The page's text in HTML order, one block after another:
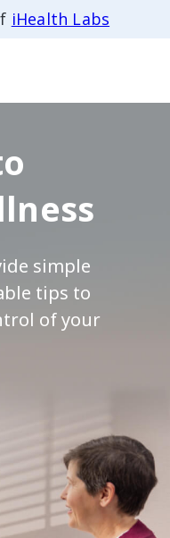
iHealth Labs
simple
tips to
of your